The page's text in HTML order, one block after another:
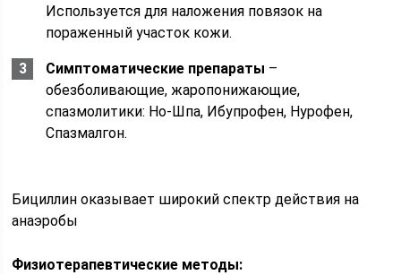
Используется для наложения повязок на
пораженный участок кожи.
Симптоматические препараты –
обезболивающие, жаропонижающие,
спазмолитики: Но-Шпа, Ибупрофен, Нурофен,
Спазмалгон.
Бициллин оказывает широкий спектр действия на
анаэробы
Физиотерапевтические методы: